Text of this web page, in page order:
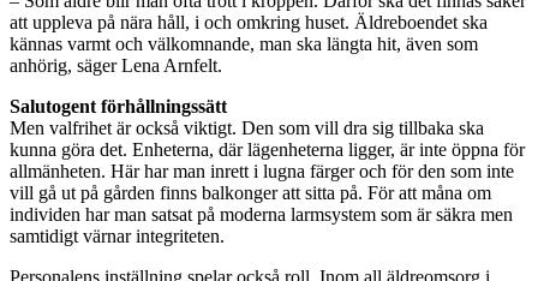
att uppleva på nära håll, i och omkring huset. Äldreboendet ska
kännas varmt och välkomnande, man ska längta hit, även som
anhörig, säger Lena Arnfelt.
Salutogent förhållningssätt
Men valfrihet är också viktigt. Den som vill dra sig tillbaka ska
kunna göra det. Enheterna, där lägenheterna ligger, är inte öppna för
allmänheten. Här har man inrett i lugna färger och för den som inte
vill gå ut på gården finns balkonger att sitta på. För att måna om
individen har man satsat på moderna larmsystem som är säkra men
samtidigt värnar integriteten.
Personalens inställning spelar också roll. Inom all äldreomsorg i